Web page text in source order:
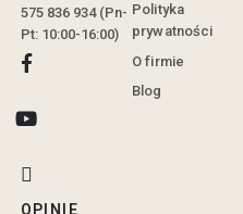
575 836 934 (Pn-
Pt: 10:00-16:00)
OPINIE
Polityka
prywatności
O firmie
Blog